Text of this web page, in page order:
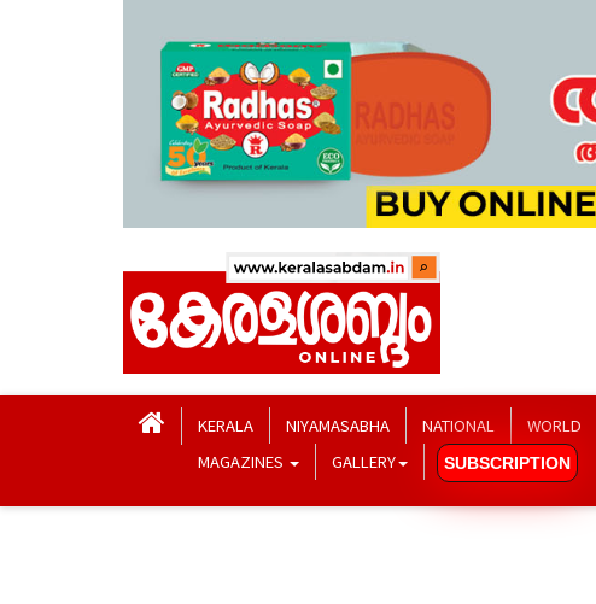
KERALA NIYAMASABHA NATIONAL WORLD
MAGAZINES
GALLERY SUBSCRIPTION